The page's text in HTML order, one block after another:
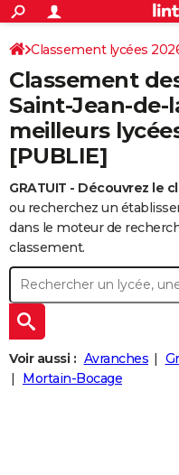
ACTUALITÉS
Politique
Société
Faits Divers
Education
Monde
Villes
+
SPORT
Coupe du monde 2026
Football
Tennis
Cyclisme
Rugby
Forum
CULTURE
Programme TV
TNT
Streaming
Cinéma
Sorties cinéma
Musique
+
FINANCE
Retraite
Impôts
Epargne
Immobilier
Risques naturels par ville
Banque
Assurance
Crédit
AUTO
Réserver un essai
Citadines
Berlines
Forum auto
HIGH-TECH
BRICOLAGE
Aménagement intérieur
Cuisine
Jardinage
+ WEEK-END
Guides de France
Escapades
Patrimoine
Expositions
Musées
Week-end nature
+
LIFESTYLE
SANTE
Alimentation
Guide de la santé
Maladies
Médicaments
Sommeil
Classement lycées
Classement
Saint-Jean-de-
meilleurs
[PUBLIE]
GRATUIT - Découvrez le
ou recherchez un
dans le moteur de
classement.
Voir aussi : Avranches
Mortain-Bocage